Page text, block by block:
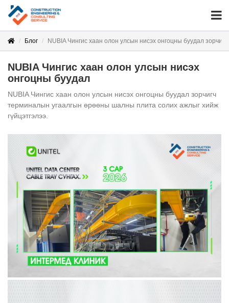
Блог NUBIA Чингис хаан олон улсын нисэх онгоцны буудал
NUBIA Чингис хаан олон улсын нисэх
онгоцны буудал
NUBIA Чингис хаан олон улсын нисэх онгоцны буудал зорчигч
терминалын угаалгын өрөөны шалны плита солих ажлыг хийж
гүйцэтгэлээ.